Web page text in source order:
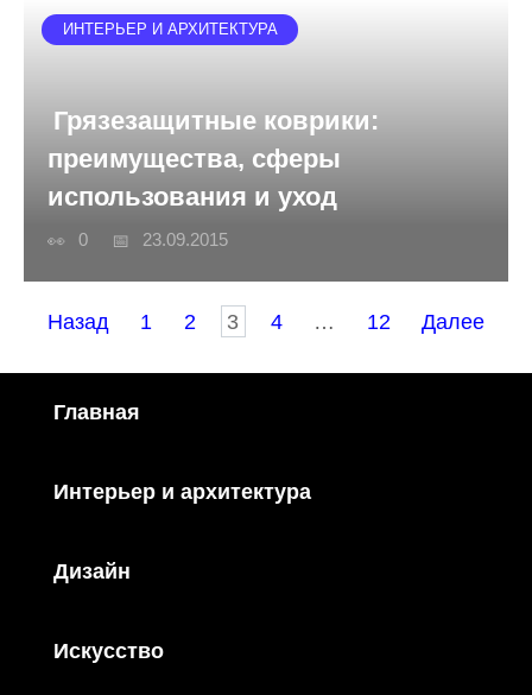
ИНТЕРЬЕР И АРХИТЕКТУРА
Грязезащитные коврики:
преимущества, сферы
использования и уход
0 23.09.2015
Пагинация
Назад 1 2 3 4 … 12 Далее
Главная
Интерьер и архитектура
Дизайн
Искусство